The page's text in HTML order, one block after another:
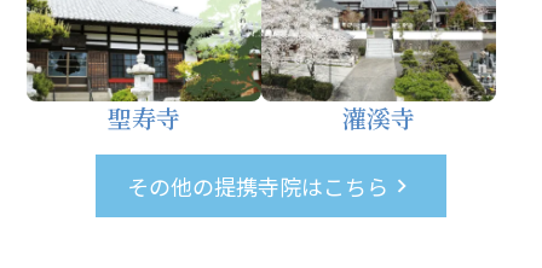
聖寿寺 灌溪寺
その他の提携寺院はこちら keyboard_arrow_right